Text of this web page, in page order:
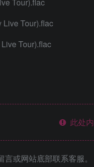
Live Tour).flac
Tour).flac
此处
言或网站底部联系客服